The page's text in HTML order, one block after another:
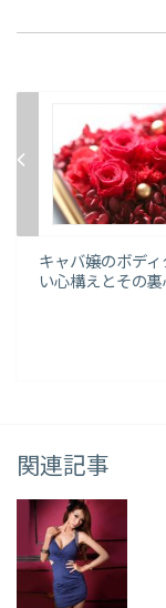
キャバ嬢のボデ
い心構えとその
関連記事